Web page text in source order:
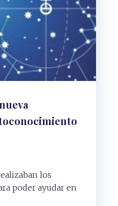
los
poder ayudar en